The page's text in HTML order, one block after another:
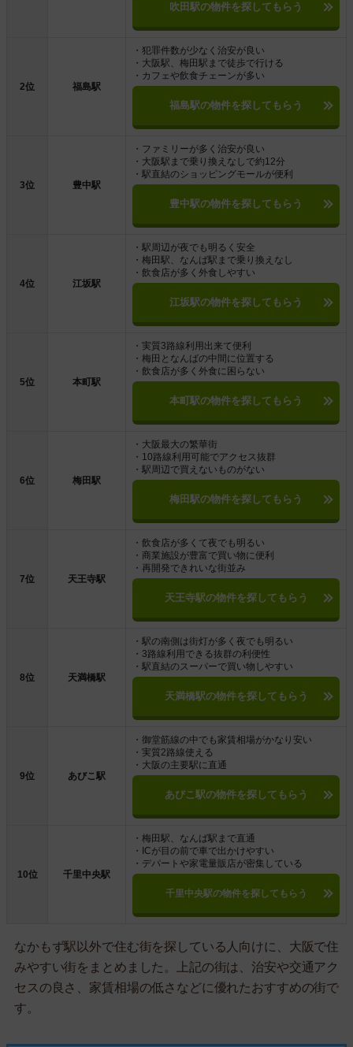
吹田駅の物件を探してもらう
2位 福島駅
・犯罪件数が少なく治安が良い
・大阪駅、梅田駅まで徒歩で行ける
・カフェや飲食チェーンが多い
福島駅の物件を探してもらう
3位 豊中駅
・ファミリーが多く治安が良い
・大阪駅まで乗り換えなしで約12分
・駅直結のショッピングモールが便利
豊中駅の物件を探してもらう
4位 江坂駅
・駅周辺が夜でも明るく安全
・梅田駅、なんば駅まで乗り換えなし
・飲食店が多く外食しやすい
江坂駅の物件を探してもらう
5位 本町駅
・実質3路線利用出来て便利
・梅田となんばの中間に位置する
・飲食店が多く外食に困らない
本町駅の物件を探してもらう
6位 梅田駅
・大阪最大の繁華街
・10路線利用可能でアクセス抜群
・駅周辺で買えないものがない
梅田駅の物件を探してもらう
7位 天王寺駅
・飲食店が多くて夜でも明るい
・商業施設が豊富で買い物に便利
・再開発できれいな街並み
天王寺駅の物件を探してもらう
8位 天満橋駅
・駅の南側は街灯が多く夜でも明るい
・3路線利用できる抜群の利便性
・駅直結のスーパーで買い物しやすい
天満橋駅の物件を探してもらう
9位 あびこ駅
・御堂筋線の中でも家賃相場がかなり安い
・実質2路線使える
・大阪の主要駅に直通
あびこ駅の物件を探してもらう
10位 千里中央駅
・梅田駅、なんば駅まで直通
・ICが目の前で車で出かけやすい
・デパートや家電量販店が密集している
千里中央駅の物件を探してもらう
なかもず駅以外で住む街を探している人向けに、大阪で住
みやすい街をまとめました。上記の街は、治安や交通アク
セスの良さ、家賃相場の低さなどに優れたおすすめの街で
す。